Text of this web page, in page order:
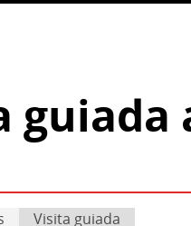
Visita guiada